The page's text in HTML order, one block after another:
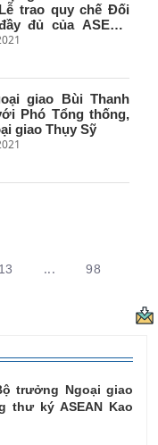
trao quy chế Đối
đủ của ASEAN
giao Bùi Thanh
Phó Tổng thống,
giao Thụy Sỹ
to navigate.
cổngtrên cổng
Các trang trên cổng
13 ...Trang trungCác trang
98
trưởng Ngoại giao
thư ký ASEAN Kao